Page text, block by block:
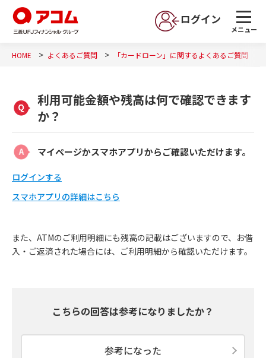
ログイン
メニュー
HOME よくあるご質問 「カードローン」に関するよくあるご質問
利用可能金額や残高は何で確認できます
か？
マイページかスマホアプリからご確認いただけます。
ログインする
スマホアプリの詳細はこちら
また、ATMのご利用明細にも残高の記載はございますので、お借
入・ご返済された場合には、ご利用明細から確認いただけます。
こちらの回答は参考になりましたか？
参考になった